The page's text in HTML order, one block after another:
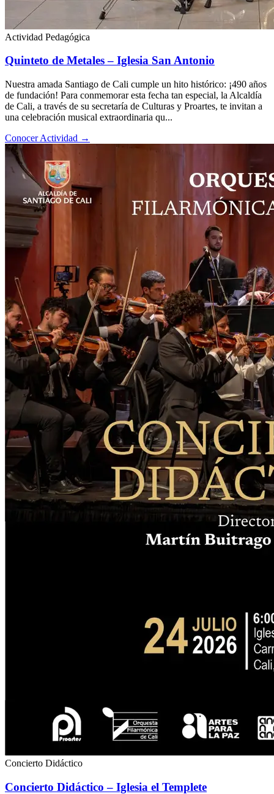
Actividad Pedagógica
Quinteto de Metales – Iglesia San Antonio
Nuestra amada Santiago de Cali cumple un hito histórico: ¡490 años
de fundación! Para conmemorar esta fecha tan especial, la Alcaldía
de Cali, a través de su secretaría de Culturas y Proartes, te invitan a
una celebración musical extraordinaria qu...
Conocer Actividad →
Concierto Didáctico
Concierto Didáctico – Iglesia el Templete